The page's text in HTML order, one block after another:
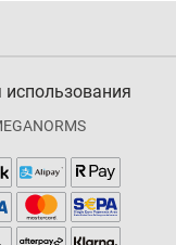
использования